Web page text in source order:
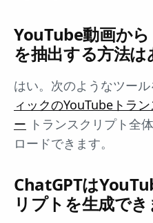
YouTube動画か
を抽出する方法は
はい。次のようなツール
ィックのYouTubeトラ
ー トランスクリプト全
ロードできます。
ChatGPTは
リプトを生成でき